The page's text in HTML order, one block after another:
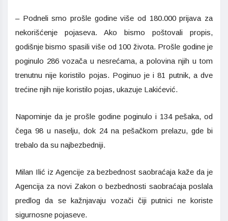
– Podneli smo prošle godine više od 180.000 prijava za
nekorišćenje pojaseva. Ako bismo poštovali propis,
godišnje bismo spasili više od 100 života. Prošle godine je
poginulo 286 vozača u nesrećama, a polovina njih u tom
trenutnu nije koristilo pojas. Poginuo je i 81 putnik, a dve
trećine njih nije koristilo pojas, ukazuje Lakićević.
Napominje da je prošle godine poginulo i 134 pešaka, od
čega 98 u naselju, dok 24 na pešačkom prelazu, gde bi
trebalo da su najbezbedniji.
Milan Ilić iz Agencije za bezbednost saobraćaja kaže da je
Agencija za novi Zakon o bezbednosti saobraćaja poslala
predlog da se kažnjavaju vozači čiji putnici ne koriste
sigurnosne pojaseve.